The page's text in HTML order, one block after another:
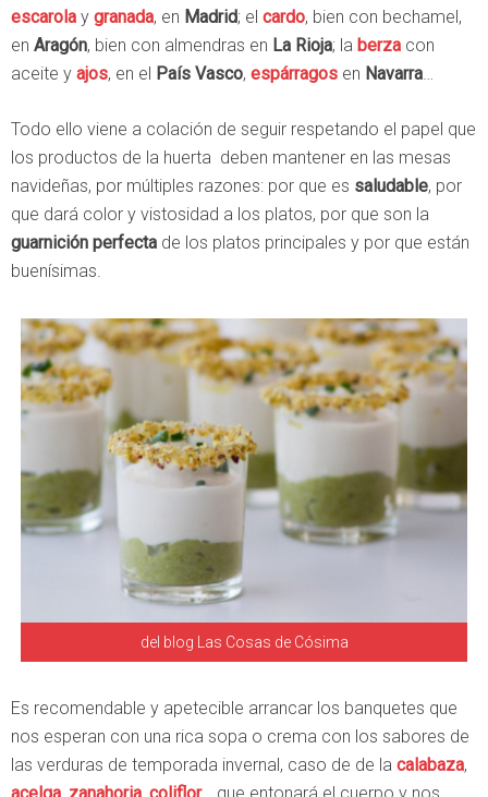
escarola y granada, en Madrid; el cardo, bien con bechamel,
en Aragón, bien con almendras en La Rioja; la berza con
aceite y ajos, en el País Vasco, espárragos en Navarra…
Todo ello viene a colación de seguir respetando el papel que
los productos de la huerta deben mantener en las mesas
navideñas, por múltiples razones: por que es saludable, por
que dará color y vistosidad a los platos, por que son la
guarnición perfecta de los platos principales y por que están
buenísimas.
del blog Las Cosas de Cósima
Es recomendable y apetecible arrancar los banquetes que
nos esperan con una rica sopa o crema con los sabores de
las verduras de temporada invernal, caso de de la calabaza,